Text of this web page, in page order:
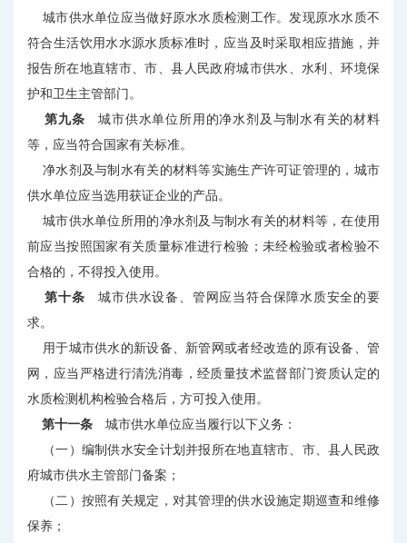
城市供水单位应当做好原水水质检测工作。发现原水水质不
符合生活饮用水水源水质标准时，应当及时采取相应措施，并
报告所在地直辖市、市、县人民政府城市供水、水利、环境保
护和卫生主管部门。
第九条 城市供水单位所用的净水剂及与制水有关的材料
等，应当符合国家有关标准。
净水剂及与制水有关的材料等实施生产许可证管理的，城市
供水单位应当选用获证企业的产品。
城市供水单位所用的净水剂及与制水有关的材料等，在使用
前应当按照国家有关质量标准进行检验；未经检验或者检验不
合格的，不得投入使用。
第十条 城市供水设备、管网应当符合保障水质安全的要
求。
用于城市供水的新设备、新管网或者经改造的原有设备、管
网，应当严格进行清洗消毒，经质量技术监督部门资质认定的
水质检测机构检验合格后，方可投入使用。
第十一条 城市供水单位应当履行以下义务：
（一）编制供水安全计划并报所在地直辖市、市、县人民政
府城市供水主管部门备案；
（二）按照有关规定，对其管理的供水设施定期巡查和维修
保养；